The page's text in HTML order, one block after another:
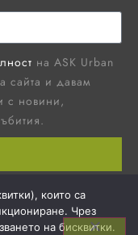
на ASK Urban
сайта и давам
с новини,
права
които са
Чрез
на бисквитки.